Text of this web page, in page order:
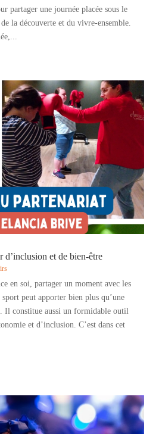
partager une journée placée sous le
la découverte et du vivre-ensemble.
d’inclusion et de bien-être
en soi, partager un moment avec les
peut apporter bien plus qu’une
Il constitue aussi un formidable outil
et d’inclusion. C’est dans cet